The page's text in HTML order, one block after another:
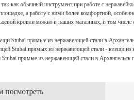
как обычный инструмент при работе с
а работу с ними более комфортной,
кровли можно в наших магазинах, в том числе
Stubai прямые из нержавеющей стали в
Stubai прямых из нержавеющей стали - клещи
прямые из нержавеющей стали в Архангельск
посмотреть